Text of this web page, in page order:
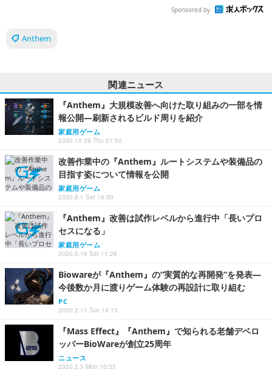
Sponsored by
Anthem
関連ニュース
『Anthem』大規模改善へ向けた取り組みの一部を情
報公開―刷新されるビルド周りを紹介
家庭用ゲーム
2020.10.29 Thu 21:50
改善作業中の『Anthem』ルートシステムや装備品の
目指す姿について情報を公開
家庭用ゲーム
2020.8.1 Sat 16:00
『Anthem』改善は試作レベルから進行中「長いプロ
セスになる」
家庭用ゲーム
2020.5.16 Sat 11:28
Biowareが『Anthem』の“実質的な再開発”を発表―
今後数か月に渡りゲーム体験の再設計に取り組む
PC
2020.2.11 Tue 14:15
『Mass Effect』『Anthem』で知られる老舗デベロ
ッパーBioWareが創立25周年
ニュース
2020.2.3 Mon 10:35